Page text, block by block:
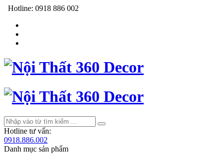
Hotline: 0918 886 002
Hotline tư vấn:
0918.886.002
Danh mục sản phẩm